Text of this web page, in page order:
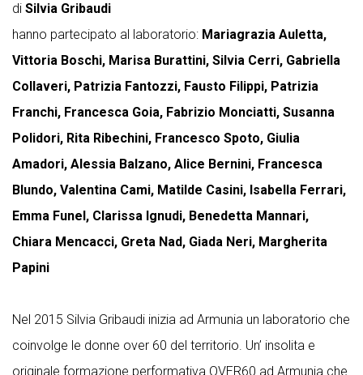
di Silvia Gribaudi
hanno partecipato al laboratorio: Mariagrazia Auletta,
Vittoria Boschi, Marisa Burattini, Silvia Cerri, Gabriella
Collaveri, Patrizia Fantozzi, Fausto Filippi, Patrizia
Franchi, Francesca Goia, Fabrizio Monciatti, Susanna
Polidori, Rita Ribechini, Francesco Spoto, Giulia
Amadori, Alessia Balzano, Alice Bernini, Francesca
Blundo, Valentina Cami, Matilde Casini, Isabella Ferrari,
Emma Funel, Clarissa Ignudi, Benedetta Mannari,
Chiara Mencacci, Greta Nad, Giada Neri, Margherita
Papini
Nel 2015 Silvia Gribaudi inizia ad Armunia un laboratorio che
coinvolge le donne over 60 del territorio. Un’ insolita e
originale formazione performativa OVER60 ad Armunia che